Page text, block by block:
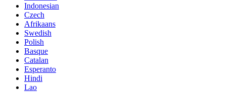
Indonesian
Czech
Afrikaans
Swedish
Polish
Basque
Catalan
Esperanto
Hindi
Lao